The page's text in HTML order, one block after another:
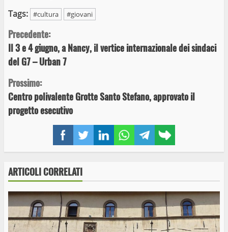
FacebookTwitterLinkedInWhatsAppTelegram
link
Tags: #cultura #giovani
Continue
Reading
Precedente:
Il 3 e 4 giugno, a Nancy, il vertice internazionale dei sindaci
del G7 – Urban 7
Prossimo:
Centro polivalente Grotte Santo Stefano, approvato il
progetto esecutivo
ARTICOLI CORRELATI